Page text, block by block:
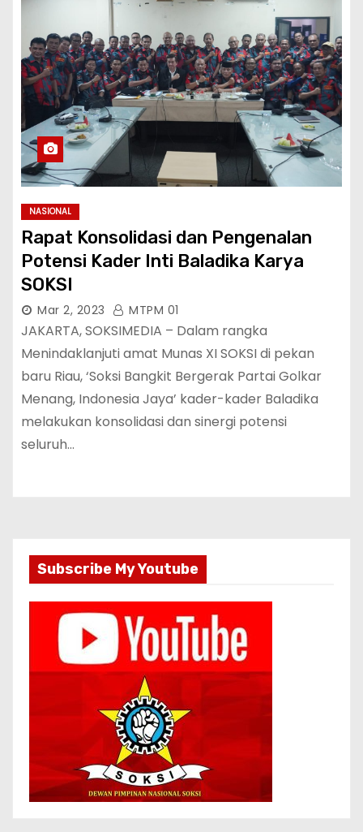
NASIONAL
Rapat Konsolidasi dan Pengenalan
Potensi Kader Inti Baladika Karya
SOKSI
Mar 2, 2023 MTPM 01
JAKARTA, SOKSIMEDIA – Dalam rangka
Menindaklanjuti amat Munas XI SOKSI di pekan
baru Riau, ‘Soksi Bangkit Bergerak Partai Golkar
Menang, Indonesia Jaya’ kader-kader Baladika
melakukan konsolidasi dan sinergi potensi
seluruh…
Subscribe My Youtube